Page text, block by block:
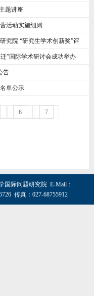
题讲座
活动实施细则
究院 “研究生学术创新奖”评
”国际学术研讨会成功举办
告
单公示
6
7
国际问题研究院 E-Mail：
传真：027-68755912